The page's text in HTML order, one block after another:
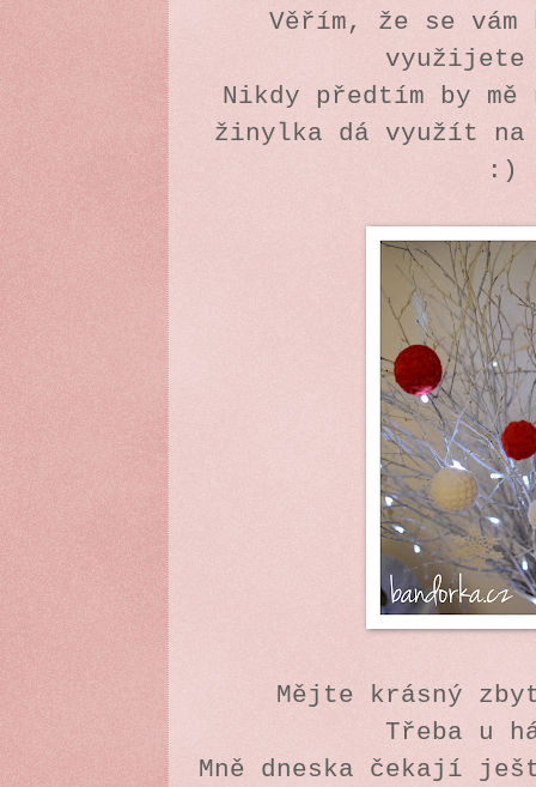
Věřím, že se
Nikdy předtím by mě
žinylka dá využít na
:)
Mějte krásný
Třeba u
Mně dneska čekají